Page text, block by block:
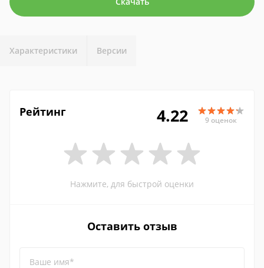
Характеристики Версии
Рейтинг 4.22 9 оценок
Нажмите, для быстрой оценки
Оставить отзыв
Ваше имя*